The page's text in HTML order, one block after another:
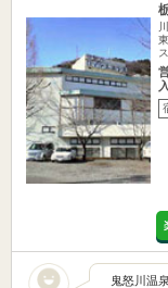
鬼怒川温